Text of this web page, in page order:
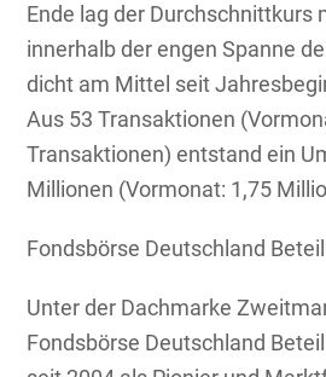
Ende lag der Durchschnittkurs
innerhalb der engen Spanne
dicht am Mittel seit
Aus 53 Transaktionen
Transaktionen) entstand ein
Millionen (Vormonat: 1,75
Fondsbörse Deutschland
Unter der Dachmarke
Fondsbörse Deutschland